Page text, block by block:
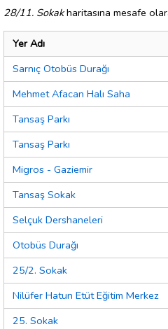
28/11. Sokakharitasına mesafe
Yer Adı
Sarnıç Otobüs Durağı
Mehmet Afacan Halı Saha
Tansaş Parkı
Tansaş Parkı
Migros - Gaziemir
Tansaş Sokak
Selçuk Dershaneleri
Otobüs Durağı
25/2. Sokak
Nilüfer Hatun Etüt Eğitim Merkez
25. Sokak